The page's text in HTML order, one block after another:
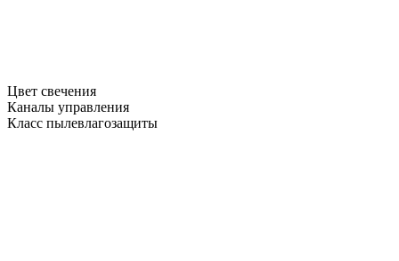
Цвет свечения
Каналы управления
Класс пылевлагозащиты